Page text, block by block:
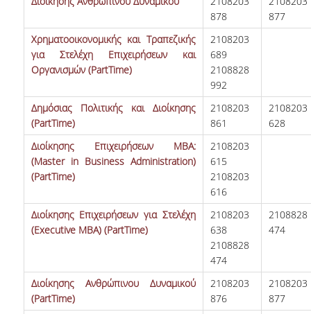
878
877
Χρηματοοικονομικής και Τραπεζικής
για Στελέχη Επιχειρήσεων και
Οργανισμών (PartTime)
2108203
689
2108828
992
Δημόσιας Πολιτικής και Διοίκησης
(PartTime)
2108203
861
2108203
628
Διοίκησης Επιχειρήσεων MBA:
(Master in Business Administration)
(PartTime)
2108203
615
2108203
616
Διοίκησης Επιχειρήσεων για Στελέχη
(Executive MBA) (PartTime)
2108203
638
2108828
474
2108828
474
Διοίκησης Ανθρώπινου Δυναμικού
(PartTime)
2108203
876
2108203
877